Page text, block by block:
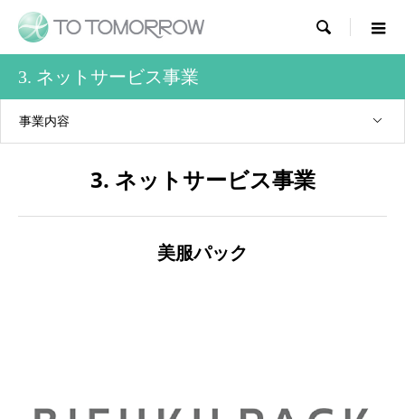

3. ネットサービス事業
事業内容
3. ネットサービス事業
美服パック